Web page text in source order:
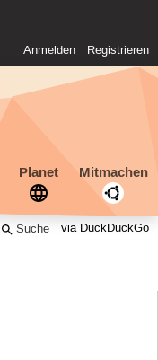
Anmelden Registrieren
Planet Mitmachen
via DuckDuckGo